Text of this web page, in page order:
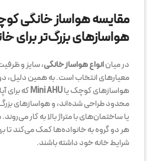
هواسازهای بزرگ‌تر برای
در میانانواع هواساز خانگی، سایز و
معیارهای انتخاب است. به همین دلیل،
هواسازهای کوچک یاMini AHUکه برای
محدود طراحی شده‌اند، و هواسازهای
یا ساختمان‌های با متراژ بالا به کار
هر دو گروه به خانواده‌ها کمک می‌کند تا
شرایط خانه خود داشته باشند.